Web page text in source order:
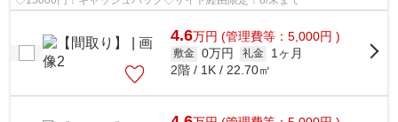
4.6万円 (管理費等：5,000円 )
敷金 0万円 礼金
1ヶ月
2階 / 1K / 22.70㎡